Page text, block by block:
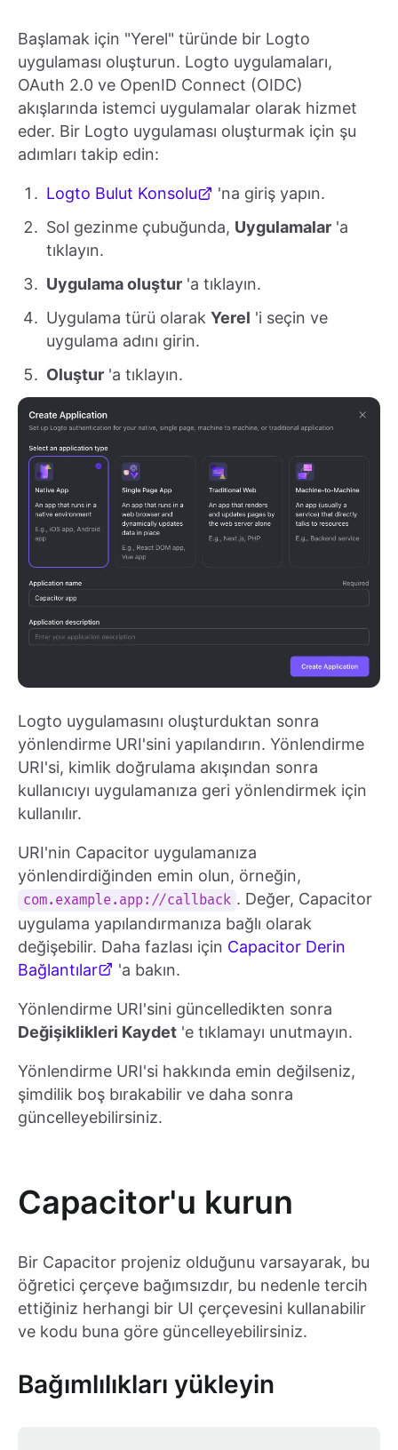
Başlamak için "Yerel" türünde bir Logto
uygulaması oluşturun. Logto uygulamaları,
OAuth 2.0 ve OpenID Connect (OIDC)
akışlarında istemci uygulamalar olarak hizmet
eder. Bir Logto uygulaması oluşturmak için şu
adımları takip edin:
Logto Bulut Konsolu
'na giriş yapın.
Sol gezinme çubuğunda, Uygulamalar 'a
tıklayın.
Uygulama oluştur 'a tıklayın.
Uygulama türü olarak Yerel 'i seçin ve
uygulama adını girin.
Oluştur 'a tıklayın.
Logto uygulamasını oluşturduktan sonra
yönlendirme URI'sini yapılandırın. Yönlendirme
URI'si, kimlik doğrulama akışından sonra
kullanıcıyı uygulamanıza geri yönlendirmek için
kullanılır.
URI'nin Capacitor uygulamanıza
yönlendirdiğinden emin olun, örneğin,
com.example.app://callback . Değer, Capacitor
uygulama yapılandırmanıza bağlı olarak
değişebilir. Daha fazlası için Capacitor Derin
Bağlantılar
'a bakın.
Yönlendirme URI'sini güncelledikten sonra
Değişiklikleri Kaydet 'e tıklamayı unutmayın.
Yönlendirme URI'si hakkında emin değilseniz,
şimdilik boş bırakabilir ve daha sonra
güncelleyebilirsiniz.
Capacitor'u kurun
Bir Capacitor projeniz olduğunu varsayarak, bu
öğretici çerçeve bağımsızdır, bu nedenle tercih
ettiğiniz herhangi bir UI çerçevesini kullanabilir
ve kodu buna göre güncelleyebilirsiniz.
Bağımlılıkları yükleyin